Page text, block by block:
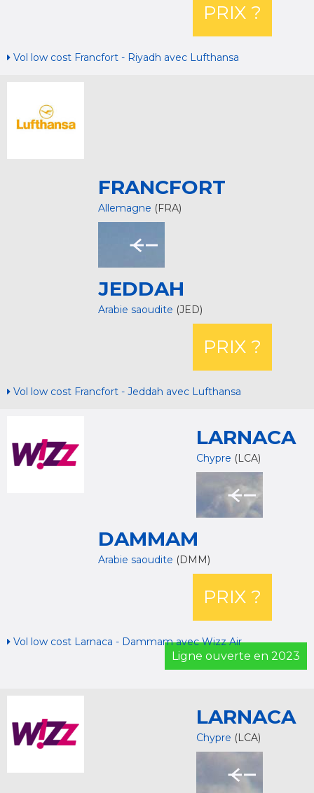
PRIX ?
Vol low cost Francfort - Riyadh avec Lufthansa
FRANCFORT
Allemagne (FRA)
JEDDAH
Arabie saoudite (JED)
PRIX ?
Vol low cost Francfort - Jeddah avec Lufthansa
LARNACA
Chypre (LCA)
DAMMAM
Arabie saoudite (DMM)
PRIX ?
Vol low cost Larnaca - Dammam avec Wizz Air
Ligne ouverte en 2023
LARNACA
Chypre (LCA)